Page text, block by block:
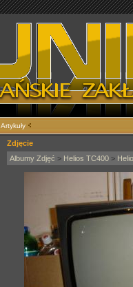
Artykuły
Zdjęcie
Albumy Zdjęć > Helios TC400 >